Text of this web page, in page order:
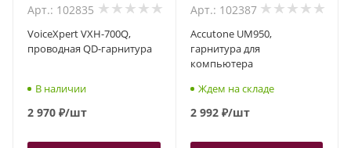
Арт.: 102835
VoiceXpert VXH-700Q,
проводная QD-гарнитура
В наличии
2 970 ₽/шт
Арт.: 102387
Accutone UM950,
гарнитура для
компьютера
Ждем на складе
2 992₽/шт